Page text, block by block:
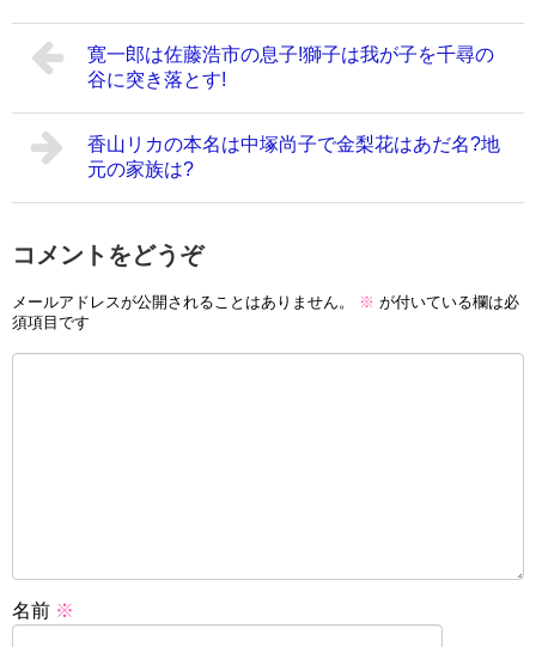
寛一郎は佐藤浩市の息子!獅子は我が子を千尋の
谷に突き落とす!
香山リカの本名は中塚尚子で金梨花はあだ名?地
元の家族は?
コメントをどうぞ
メールアドレスが公開されることはありません。 ※ が付いている欄は必
須項目です
名前 ※